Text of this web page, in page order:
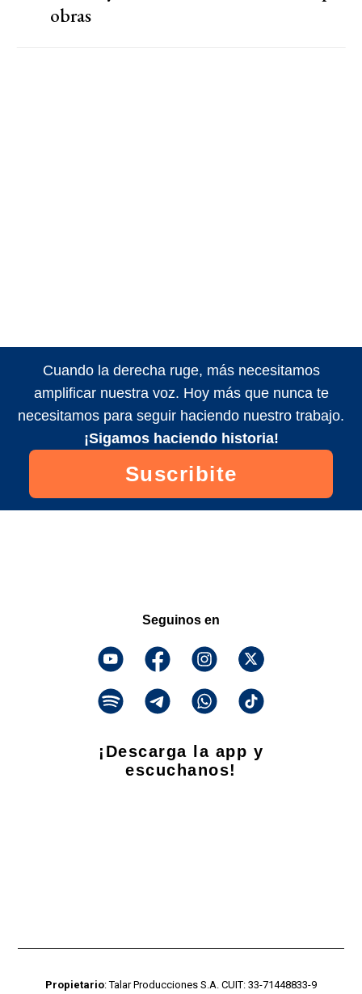
obras
Cuando la derecha ruge, más necesitamos
amplificar nuestra voz. Hoy más que nunca te
necesitamos para seguir haciendo nuestro trabajo.
¡Sigamos haciendo historia!
Suscribite
Seguinos en
¡Descarga la app y
escuchanos!
Propietario: Talar Producciones S.A. CUIT: 33-71448833-9